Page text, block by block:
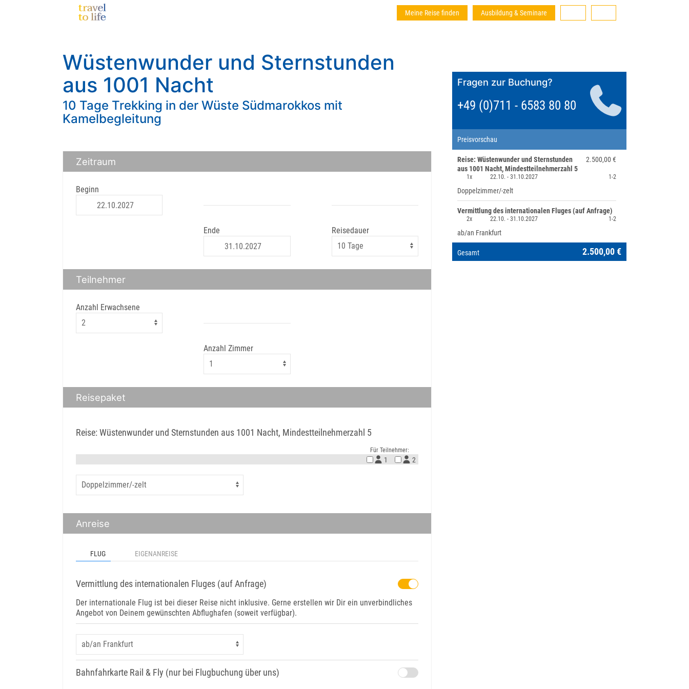
Meine Reise finden Ausbildung & Seminare
Wüstenwunder und Sternstunden
aus 1001 Nacht
10 Tage Trekking in der Wüste Südmarokkos mit
Kamelbegleitung
Zeitraum
Beginn
Ende Reisedauer
Teilnehmer
Anzahl Erwachsene
Anzahl Zimmer
Reisepaket
Reise: Wüstenwunder und Sternstunden aus 1001 Nacht, Mindestteilnehmerzahl 5
Für Teilnehmer:
1 2
Anreise
FLUG EIGENANREISE
Vermittlung des internationalen Fluges (auf Anfrage)
Der internationale Flug ist bei dieser Reise nicht inklusive. Gerne erstellen wir Dir ein unverbindliches
Angebot von Deinem gewünschten Abflughafen (soweit verfügbar).
Bahnfahrkarte Rail & Fly (nur bei Flugbuchung über uns)
Fragen zur Buchung?
+49 (0)711 - 6583 80 80
Preisvorschau
2.500,00 €
Reise: Wüstenwunder und Sternstunden
aus 1001 Nacht, Mindestteilnehmerzahl 5
1x 22.10. -31.10.2027 1-2
Doppelzimmer/-zelt
Vermittlung des internationalen Fluges (auf Anfrage)
2x 22.10. -31.10.2027 1-2
ab/an Frankfurt
Gesamt 2.500,00 €